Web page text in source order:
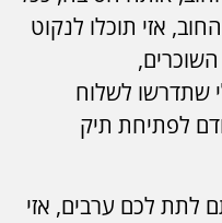
אזי תוכלו לנקוט
שתדרשו לשלוח
לפתיחת תיק
לתת לכם ערבים, אזי